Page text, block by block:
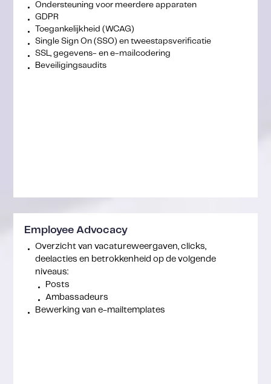
Ondersteuning voor meerdere apparaten
GDPR
Toegankelijkheid (WCAG)
Single Sign On (SSO) en tweestapsverificatie
SSL, gegevens- en e-mailcodering
Beveiligingsaudits
Employee Advocacy
Overzicht van vacatureweergaven, clicks,
deelacties en betrokkenheid op de volgende
niveaus:
Posts
Ambassadeurs
Bewerking van e-mailtemplates